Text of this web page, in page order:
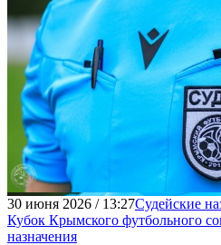
30 июня 2026 / 13:27Судейские
Кубок Крымского футбольного
назначения